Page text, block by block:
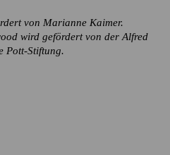
von Marianne Kaimer.
wird gefördert von der Alfred
Pott-Stiftung.